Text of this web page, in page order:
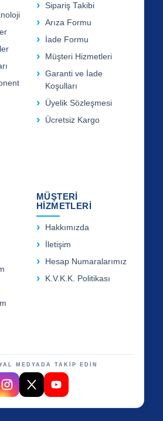
Sipariş Takibi
Arıza Formu
İade Formu
Müşteri Hizmetleri
Garanti ve İade
Koşulları
Üyelik Sözleşmesi
Ücretsiz Kargo
MÜŞTERİ
HİZMETLERİ
Hakkımızda
İletişim
Hesap Numaralarımız
K.V.K.K. Politikası
MEDYADA TAKİP EDİN